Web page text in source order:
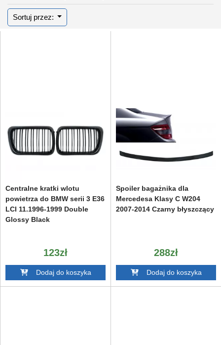
Sortuj przez:
Centralne kratki wlotu
powietrza do BMW serii 3 E36
LCI 11.1996-1999 Double
Glossy Black
123zł
Dodaj do koszyka
Spoiler bagażnika dla
Mercedesa Klasy C W204
2007-2014 Czarny błyszczący
288zł
Dodaj do koszyka